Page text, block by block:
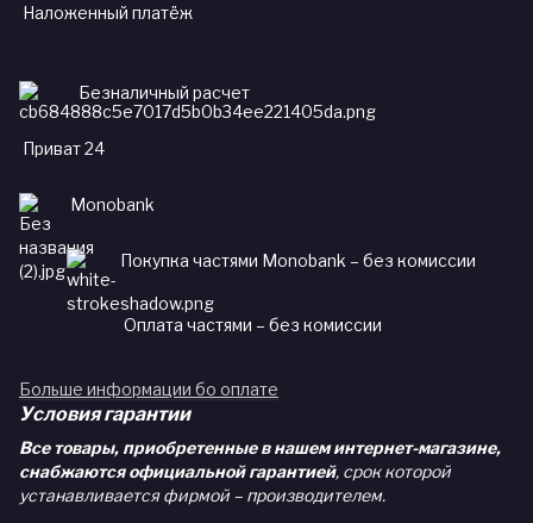
Наложенный платёж
Безналичный расчет
Приват 24
Monobank
Покупка частями Monobank – без комиссии
Оплата частями – без комиссии
Больше информации бо оплате
Условия гарантии
Все товары, приобретенные в нашем интернет-магазине,
снабжаются официальной гарантией, срок которой
устанавливается фирмой – производителем.